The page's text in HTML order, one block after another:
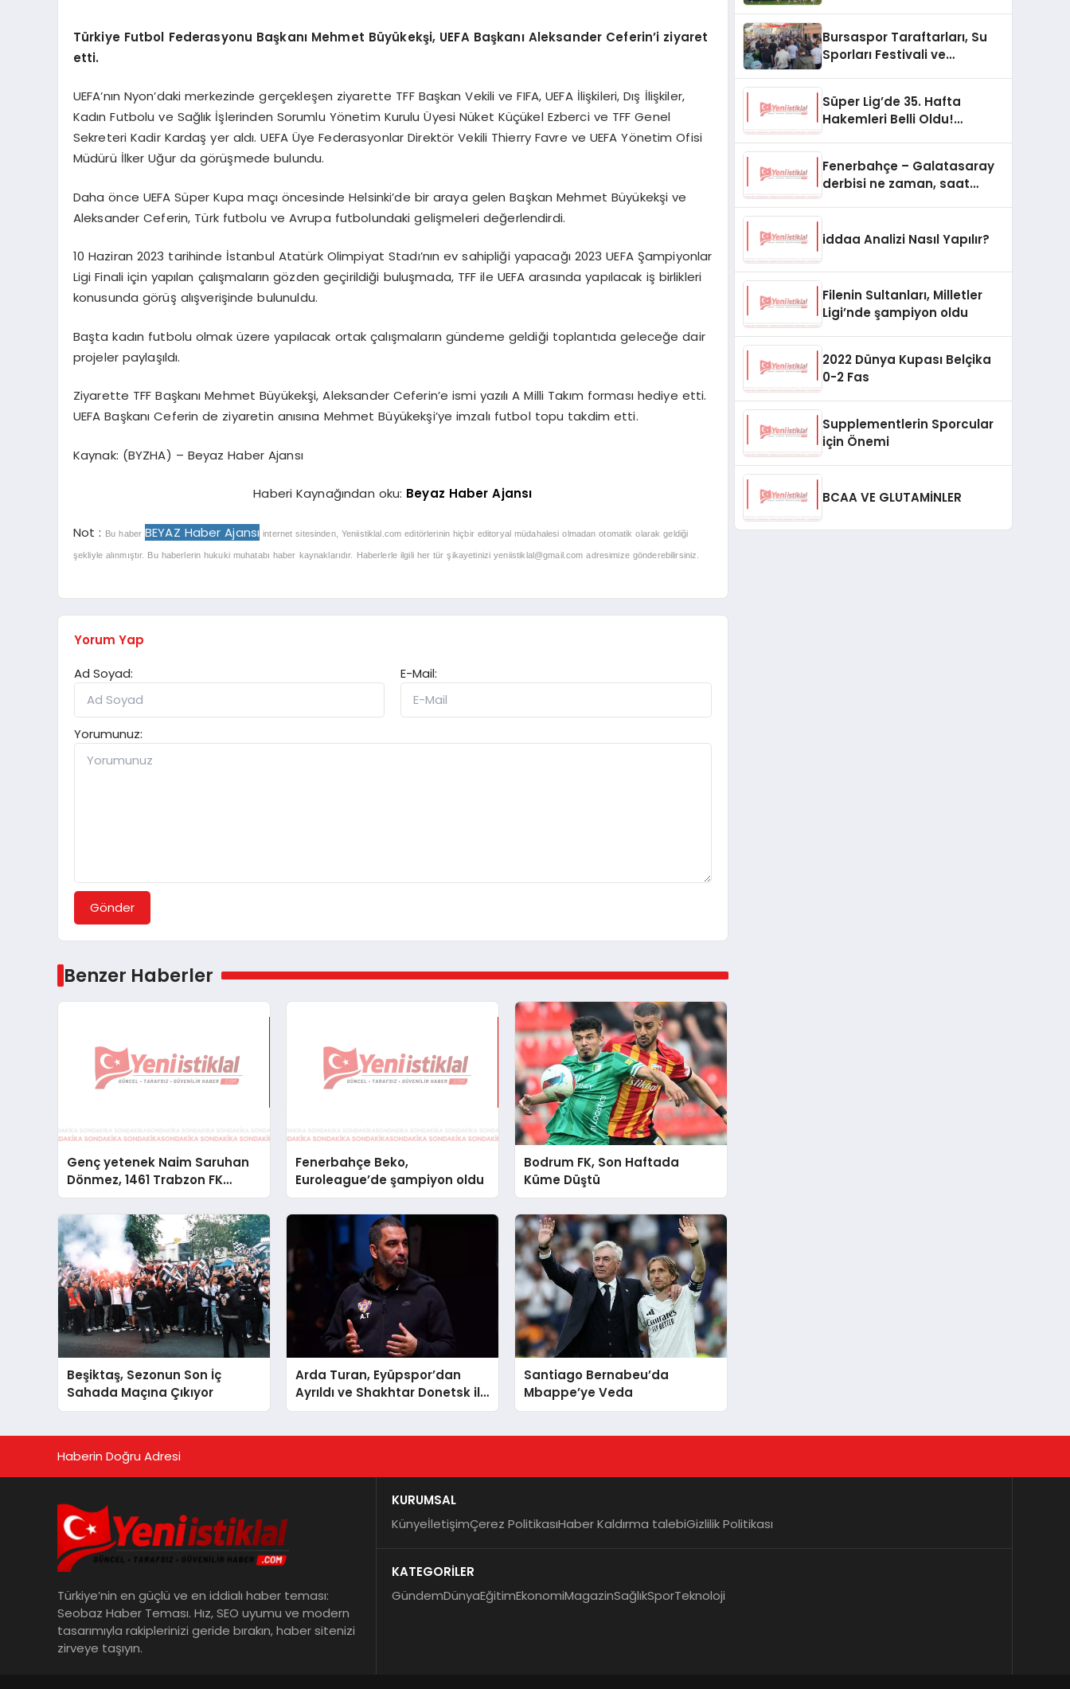
Türkiye Futbol Federasyonu Başkanı Mehmet Büyükekşi, UEFA Başkanı Aleksander Ceferin’i ziyaret
etti.
UEFA’nın Nyon’daki merkezinde gerçekleşen ziyarette TFF Başkan Vekili ve FIFA, UEFA İlişkileri, Dış İlişkiler,
Kadın Futbolu ve Sağlık İşlerinden Sorumlu Yönetim Kurulu Üyesi Nüket Küçükel Ezberci ve TFF Genel
Sekreteri Kadir Kardaş yer aldı. UEFA Üye Federasyonlar Direktör Vekili Thierry Favre ve UEFA Yönetim Ofisi
Müdürü İlker Uğur da görüşmede bulundu.
Daha önce UEFA Süper Kupa maçı öncesinde Helsinki’de bir araya gelen Başkan Mehmet Büyükekşi ve
Aleksander Ceferin, Türk futbolu ve Avrupa futbolundaki gelişmeleri değerlendirdi.
10 Haziran 2023 tarihinde İstanbul Atatürk Olimpiyat Stadı’nın ev sahipliği yapacağı 2023 UEFA Şampiyonlar
Ligi Finali için yapılan çalışmaların gözden geçirildiği buluşmada, TFF ile UEFA arasında yapılacak iş birlikleri
konusunda görüş alışverişinde bulunuldu.
Başta kadın futbolu olmak üzere yapılacak ortak çalışmaların gündeme geldiği toplantıda geleceğe dair
projeler paylaşıldı.
Ziyarette TFF Başkanı Mehmet Büyükekşi, Aleksander Ceferin’e ismi yazılı A Milli Takım forması hediye etti.
UEFA Başkanı Ceferin de ziyaretin anısına Mehmet Büyükekşi’ye imzalı futbol topu takdim etti.
Kaynak: (BYZHA) – Beyaz Haber Ajansı
Haberi Kaynağından oku: Beyaz Haber Ajansı
Not : Bu haber BEYAZ Haber Ajansı internet sitesinden, Yeniistiklal.com editörlerinin hiçbir editoryal müdahalesi olmadan otomatik olarak geldiği
şekliyle alınmıştır. Bu haberlerin hukuki muhatabı haber kaynaklarıdır. Haberlerle ilgili her tür şikayetiniziyeniistiklal@gmail.com adresimize gönderebilirsiniz.
Yorum Yap
Ad Soyad:
E-Mail:
Yorumunuz:
Gönder
Benzer Haberler
Genç yetenek Naim Saruhan
Dönmez, 1461 Trabzon FK
forması giyecek
Fenerbahçe Beko,
Euroleague’de şampiyon oldu
Bodrum FK, Son Haftada
Küme Düştü
Beşiktaş, Sezonun Son İç
Sahada Maçına Çıkıyor
Arda Turan, Eyüpspor’dan
Ayrıldı ve Shakhtar Donetsk ile
Anlaştı
Santiago Bernabeu’da
Mbappe’ye Veda
Bursaspor Taraftarları, Su
Sporları Festivali ve
Süper Lig’de 35. Hafta
Hakemleri Belli Oldu!
Fenerbahçe – Galatasaray
derbisi ne zaman, saat
iddaa Analizi Nasıl Yapılır?
Filenin Sultanları, Milletler
Ligi’nde şampiyon oldu
2022 Dünya Kupası Belçika
0-2 Fas
Supplementlerin Sporcular
için Önemi
BCAA VE GLUTAMİNLER
Haberin Doğru Adresi
Türkiye’nin en güçlü ve en iddialı haber teması:
Seobaz Haber Teması. Hız, SEO uyumu ve modern
tasarımıyla rakiplerinizi geride bırakın, haber sitenizi
zirveye taşıyın.
KURUMSAL
KünyeİletişimÇerez PolitikasıHaber Kaldırma talebiGizlilik Politikası
KATEGORİLER
GündemDünyaEğitimEkonomiMagazinSağlıkSporTeknoloji